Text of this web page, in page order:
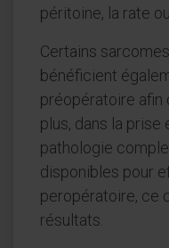
péritoine, la rate
Certains
bénéficient
préopératoire afin
plus, dans la
pathologie
disponibles pour
peropératoire, ce
résultats.